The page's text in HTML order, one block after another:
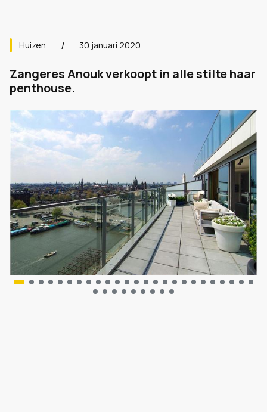
Huizen 30 januari 2020
Zangeres Anouk verkoopt in alle stilte haar
penthouse.